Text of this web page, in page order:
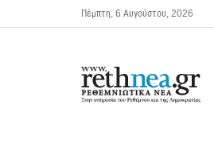
Πέμπτη, 6 Αυγούστου, 2026